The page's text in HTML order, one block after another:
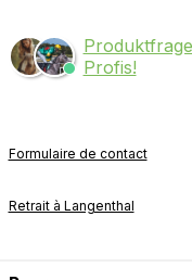
Profis!
Formulaire de contact
Retrait à Langenthal